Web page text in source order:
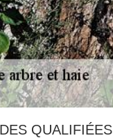
QUALIFIÉES